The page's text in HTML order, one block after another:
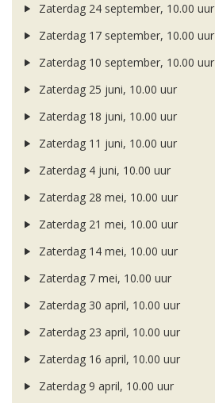
Zaterdag 24 september, 10.00 uur
Zaterdag 17 september, 10.00 uur
Zaterdag 10 september, 10.00 uur
Zaterdag 25 juni, 10.00 uur
Zaterdag 18 juni, 10.00 uur
Zaterdag 11 juni, 10.00 uur
Zaterdag 4 juni, 10.00 uur
Zaterdag 28 mei, 10.00 uur
Zaterdag 21 mei, 10.00 uur
Zaterdag 14 mei, 10.00 uur
Zaterdag 7 mei, 10.00 uur
Zaterdag 30 april, 10.00 uur
Zaterdag 23 april, 10.00 uur
Zaterdag 16 april, 10.00 uur
Zaterdag 9 april, 10.00 uur